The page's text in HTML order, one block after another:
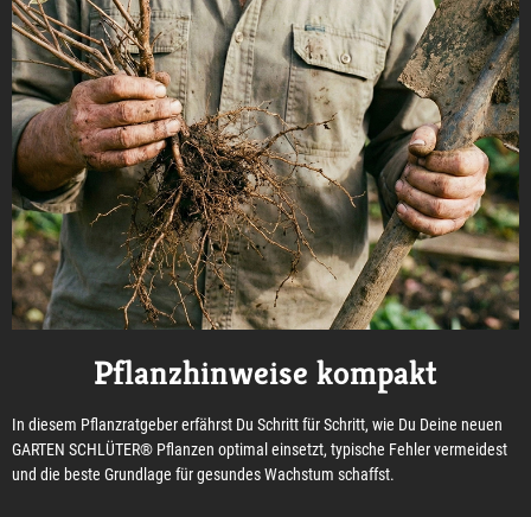
Pflanzhinweise kompakt
In diesem Pflanzratgeber erfährst Du Schritt für Schritt, wie Du Deine neuen
GARTEN SCHLÜTER® Pflanzen optimal einsetzt, typische Fehler vermeidest
und die beste Grundlage für gesundes Wachstum schaffst.